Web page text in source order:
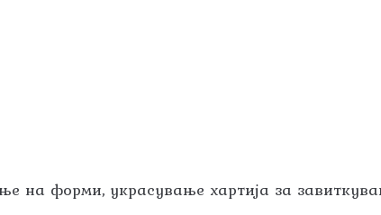
на форми, украсување хартија за